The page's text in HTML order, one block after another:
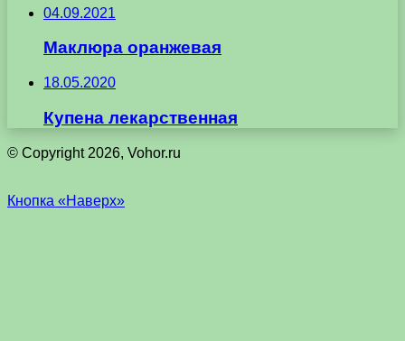
04.09.2021
Маклюра оранжевая
18.05.2020
Купена лекарственная
© Copyright 2026, Vohor.ru
Кнопка «Наверх»